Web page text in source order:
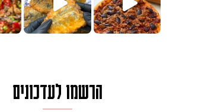
הרשמו לעדכונים